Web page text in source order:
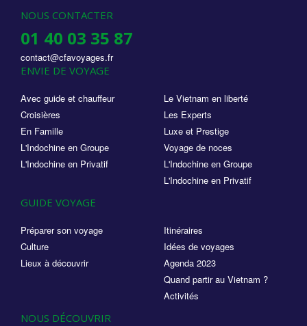
NOUS CONTACTER
01 40 03 35 87
contact@cfavoyages.fr
ENVIE DE VOYAGE
Avec guide et chauffeur
Croisières
En Famille
L'Indochine en Groupe
L'Indochine en Privatif
Le Vietnam en liberté
Les Experts
Luxe et Prestige
Voyage de noces
L'Indochine en Groupe
L'Indochine en Privatif
GUIDE VOYAGE
Préparer son voyage
Culture
Lieux à découvrir
Itinéraires
Idées de voyages
Agenda 2023
Quand partir au Vietnam ?
Activités
NOUS DÉCOUVRIR